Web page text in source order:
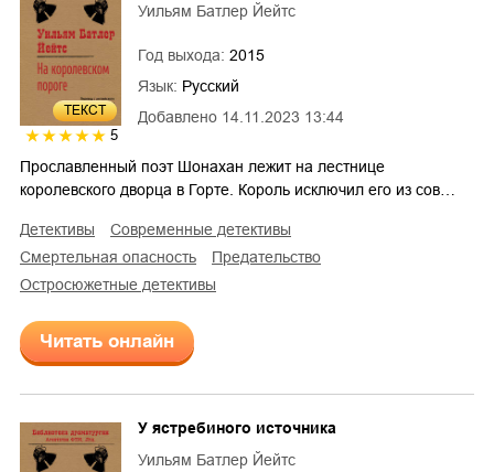
ТЕКСТ
5
Добавлено 14.11.2023 13:44
Уильям Батлер Йейтс
Год выхода: 2015
Язык: Русский
Прославленный поэт Шонахан лежит на лестнице
королевского дворца в Горте. Король исключил его из сов…
детективы
современные детективы
смертельная опасность
предательство
остросюжетные детективы
Читать онлайн
У ястребиного источника
Уильям Батлер Йейтс